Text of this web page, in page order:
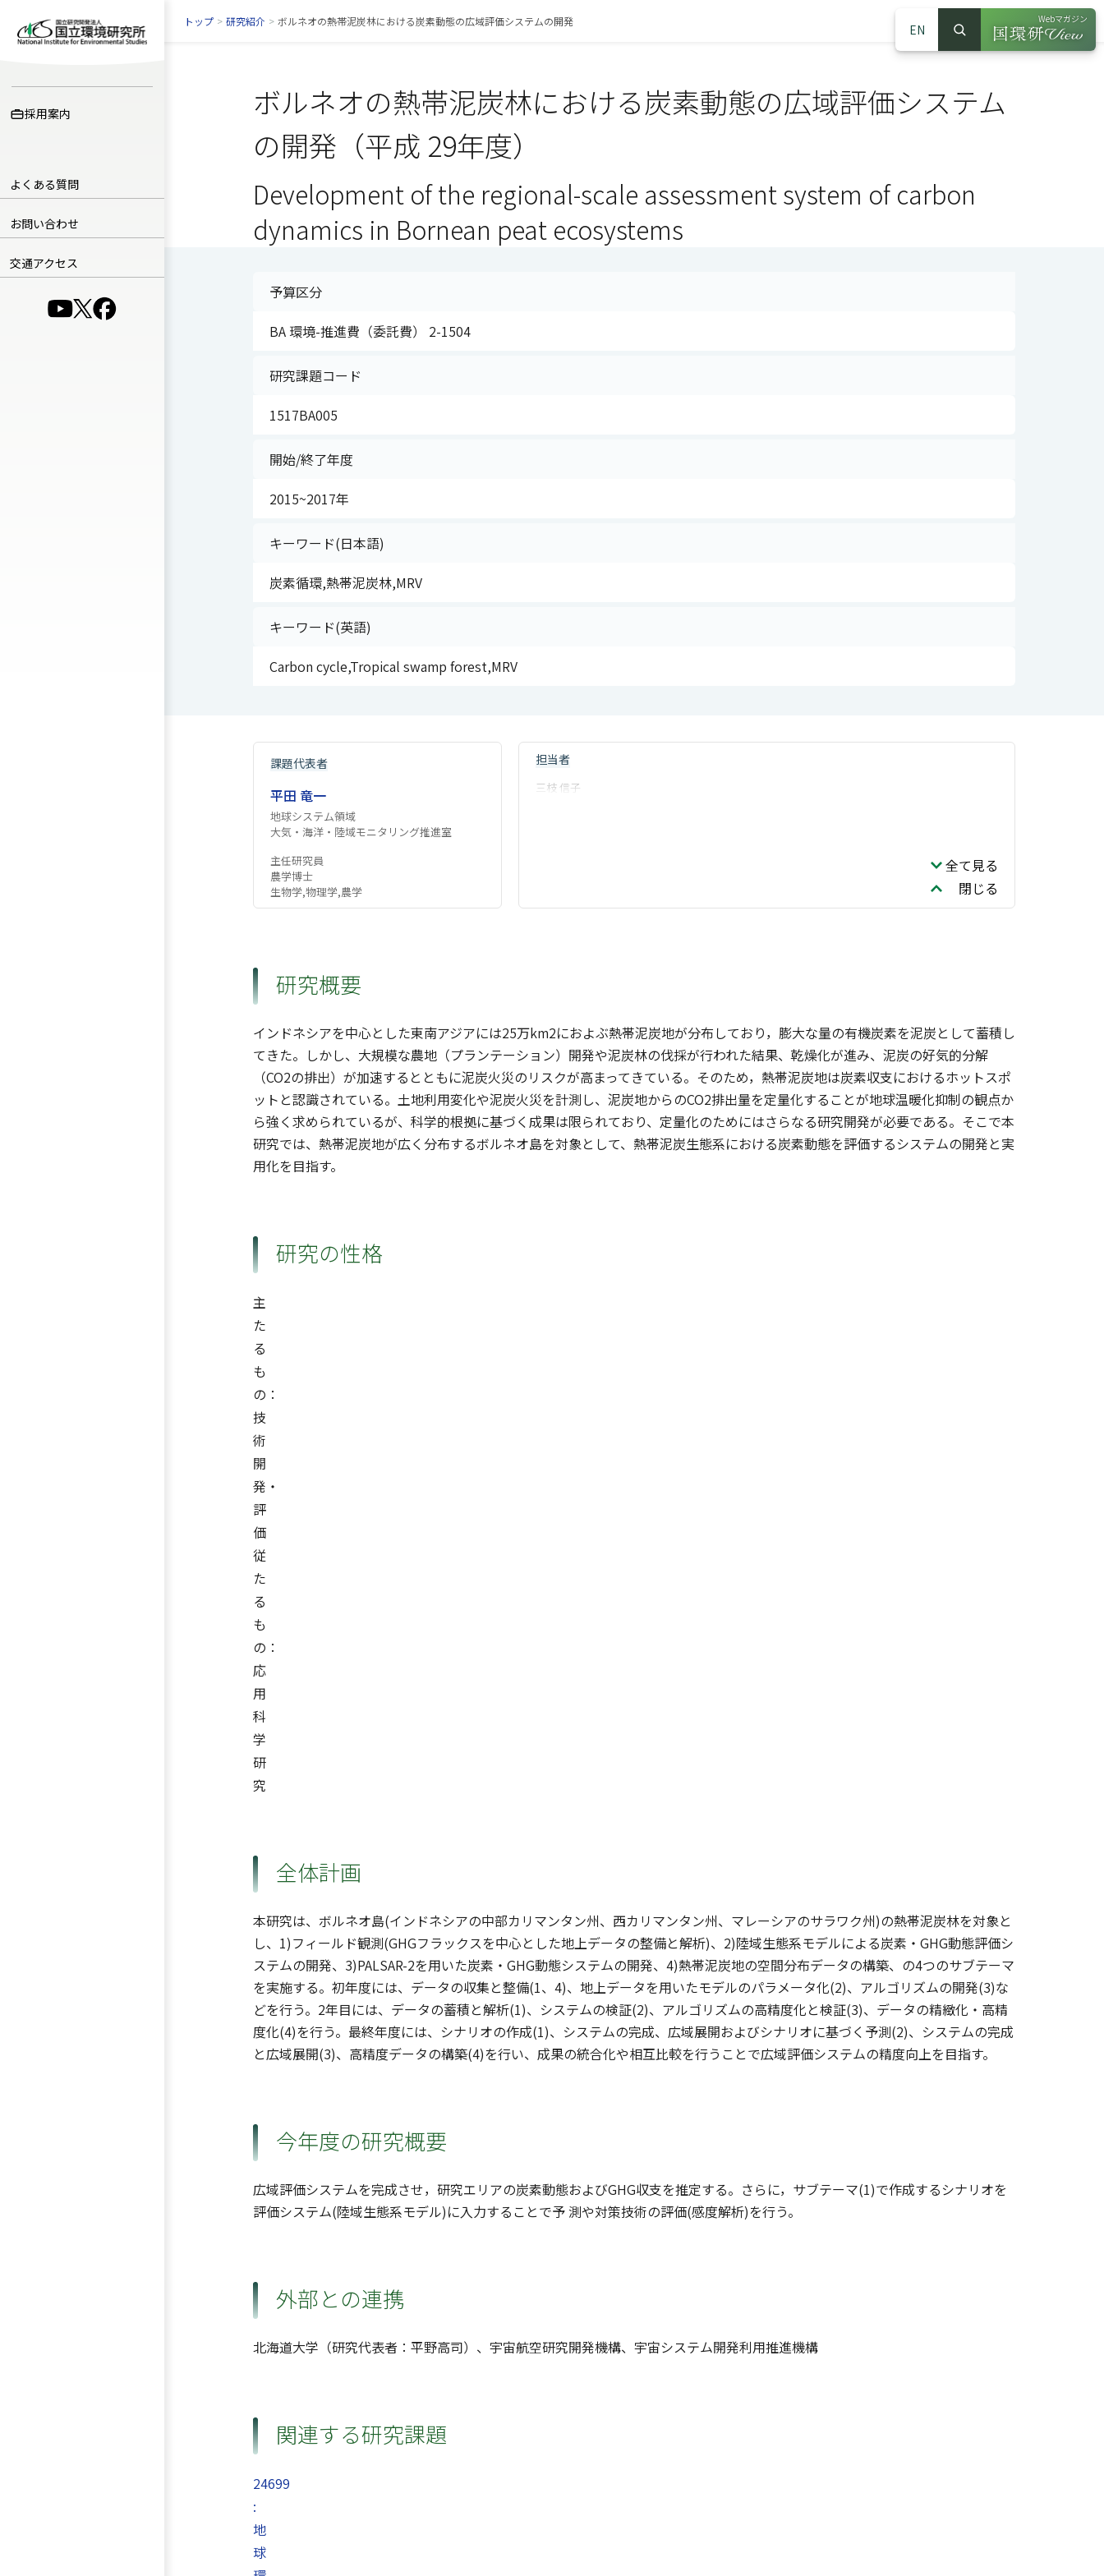
採用案内
よくある質問
お問い合わせ
交通アクセス
（別ウインドウで開きます）
（別ウインドウで開きます）
（別ウインドウで開きます）
EN
サイト内検索
検索
Webマガジン
（別ウインドウ
トップ > 研究紹介 > ボルネオの熱帯泥炭林における炭素動態の広域評価システムの開発
ボルネオの熱帯泥炭林における炭素動態の広域評価システム
の開発（平成 29年度）
Development of the regional-scale assessment system of carbon
dynamics in Bornean peat ecosystems
予算区分
BA 環境-推進費（委託費） 2-1504
研究課題コード
1517BA005
開始/終了年度
2015~2017年
キーワード(日本語)
炭素循環,熱帯泥炭林,MRV
キーワード(英語)
Carbon cycle,Tropical swamp forest,MRV
課題代表者
平田 竜一
地球システム領域
大気・海洋・陸域モニタリング推進室
主任研究員
農学博士
生物学,物理学,農学
担当者
三枝 信子
全て見る
閉じる
研究概要
インドネシアを中心とした東南アジアには25万km2におよぶ熱帯泥炭地が分布しており，膨大な量の有機炭素を泥炭として蓄積し
てきた。しかし、大規模な農地（プランテーション）開発や泥炭林の伐採が行われた結果、乾燥化が進み、泥炭の好気的分解
（CO2の排出）が加速するとともに泥炭火災のリスクが高まってきている。そのため，熱帯泥炭地は炭素収支におけるホットスポ
ットと認識されている。土地利用変化や泥炭火災を計測し、泥炭地からのCO2排出量を定量化することが地球温暖化抑制の観点か
ら強く求められているが、科学的根拠に基づく成果は限られており、定量化のためにはさらなる研究開発が必要である。そこで本
研究では、熱帯泥炭地が広く分布するボルネオ島を対象として、熱帯泥炭生態系における炭素動態を評価するシステムの開発と実
用化を目指す。
研究の性格
主
た
る
も
の：
技
術
開
発・
評
価
従
た
る
も
の：
応
用
科
学
研
究
全体計画
本研究は、ボルネオ島(インドネシアの中部カリマンタン州、西カリマンタン州、マレーシアのサラワク州)の熱帯泥炭林を対象と
し、1)フィールド観測(GHGフラックスを中心とした地上データの整備と解析)、2)陸域生態系モデルによる炭素・GHG動態評価シ
ステムの開発、3)PALSAR-2を用いた炭素・GHG動態システムの開発、4)熱帯泥炭地の空間分布データの構築、の4つのサブテーマ
を実施する。初年度には、データの収集と整備(1、4)、地上データを用いたモデルのパラメータ化(2)、アルゴリズムの開発(3)な
どを行う。2年目には、データの蓄積と解析(1)、システムの検証(2)、アルゴリズムの高精度化と検証(3)、データの精緻化・高精
度化(4)を行う。最終年度には、シナリオの作成(1)、システムの完成、広域展開およびシナリオに基づく予測(2)、システムの完成
と広域展開(3)、高精度データの構築(4)を行い、成果の統合化や相互比較を行うことで広域評価システムの精度向上を目指す。
今年度の研究概要
広域評価システムを完成させ，研究エリアの炭素動態およびGHG収支を推定する。さらに，サブテーマ(1)で作成するシナリオを
評価システム(陸域生態系モデル)に入力することで予 測や対策技術の評価(感度解析)を行う。
外部との連携
北海道大学（研究代表者：平野高司）、宇宙航空研究開発機構、宇宙システム開発利用推進機構
関連する研究課題
24699
:
地
球